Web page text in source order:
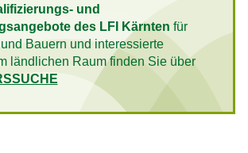
und
des LFI Kärnten für
Bauern und interessierte
ländlichen Raum finden Sie über